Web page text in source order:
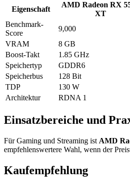
Eigenschaft
AMD Radeon RX
XT
Benchmark-
Score
9,000
VRAM
8 GB
Boost-Takt
1.85 GHz
Speichertyp
GDDR6
Speicherbus
128 Bit
TDP
130 W
Architektur
RDNA 1
Einsatzbereiche und
Für Gaming und Streaming ist AMD
empfehlenswertere Wahl, wenn der
Kaufempfehlung